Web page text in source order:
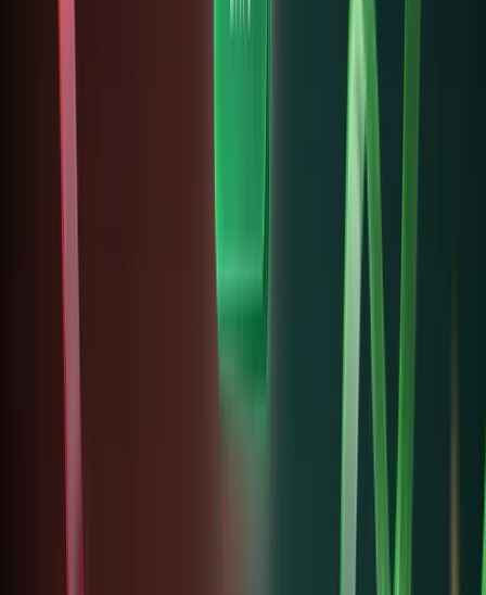
toán và
định giá
cho
dòng